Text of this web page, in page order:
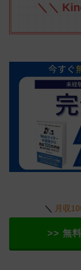
＼＼
＼ 月収
>> 無